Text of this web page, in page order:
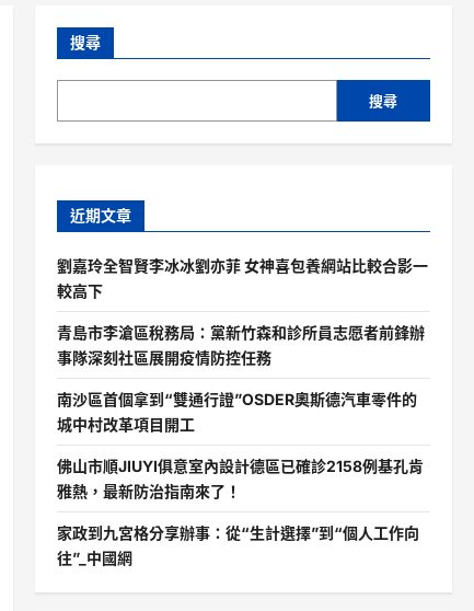
搜尋
搜尋
近期文章
劉嘉玲全智賢李冰冰劉亦菲 女神喜包養網站比較合影一
較高下
青島市李滄區稅務局：黨新竹森和診所員志愿者前鋒辦
事隊深刻社區展開疫情防控任務
南沙區首個拿到“雙通行證”OSDER奧斯德汽車零件的
城中村改革項目開工
佛山市順JIUYI俱意室內設計德區已確診2158例基孔肯
雅熱，最新防治指南來了！
家政到九宮格分享辦事：從“生計選擇”到“個人工作向
往”_中國網